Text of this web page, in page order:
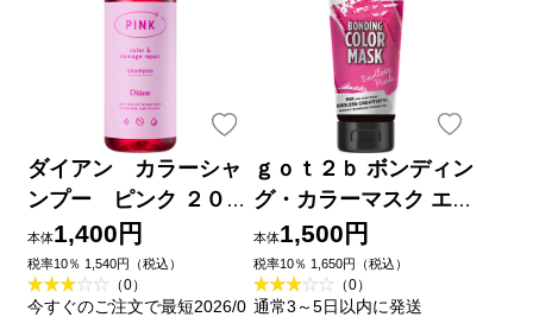
ダイアン カラーシャ
ンプー ピンク ２００
ｍｌ ネイチャーラボ
本体1,400円
税率10％ 1,540円（税込）
（0）
今すぐのご注文で最短2026/0
ｇｏｔ２ｂ ボンディン
グ・カラーマスク エン
ドレスピンク １８０ｇ
ヘンケルジャパン
本体1,500円
税率10％ 1,650円（税込）
（0）
通常3～5日以内に発送